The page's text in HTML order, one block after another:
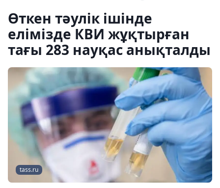
Өткен тәулік ішінде
елімізде КВИ жұқтырған
тағы 283 науқас анықталды
tass.ru